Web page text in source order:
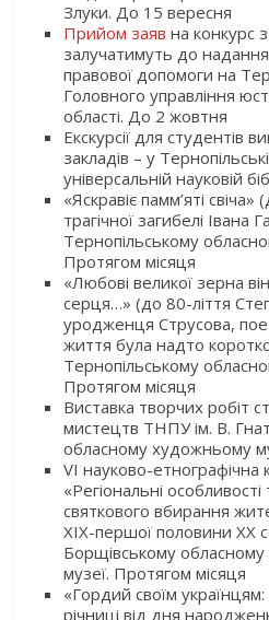
Злуки. До 15 вересня
Прийом заяв на конкурс
залучатимуть до
правової допомоги на
Головного управління
області. До 2 жовтня
Екскурсії для студентів
закладів – у
універсальній науковій
«Яскравіє памм’яті свіча»
трагічної загибелі Івана
Тернопільському
Протягом місяця
«Любові великої зерна
серця…» (до 80-ліття
уродженця Струсова,
життя була надто
Тернопільському
Протягом місяця
Виставка творчих робіт
мистецтв ТНПУ ім. В.
обласному художньому
VI науково-етнографічна
«Регіональні
святкового вбирання
ХІХ-першої половини ХХ
Борщівському обласному
музеї. Протягом місяця
«Гордий своїм
річниці від дня